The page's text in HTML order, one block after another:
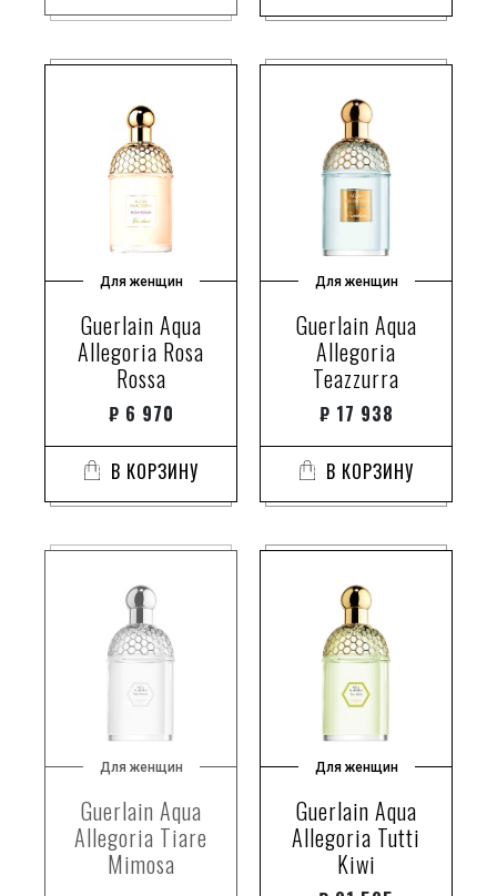
Для женщин
Guerlain Aqua
Allegoria Rosa
Rossa
₽ 6 970
В КОРЗИНУ
Для женщин
Guerlain Aqua
Allegoria
Teazzurra
₽ 17 938
В КОРЗИНУ
Для женщин
Guerlain Aqua
Allegoria Tiare
Mimosa
Для женщин
Guerlain Aqua
Allegoria Tutti
Kiwi